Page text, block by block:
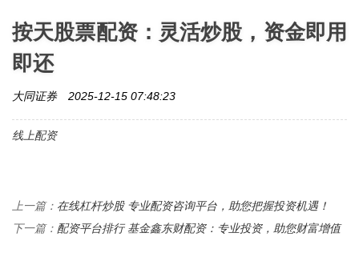
按天股票配资：灵活炒股，资金即用
即还
大同证券 2025-12-15 07:48:23
线上配资
上一篇： 在线杠杆炒股 专业配资咨询平台，助您把握投资机遇！
下一篇： 配资平台排行 基金鑫东财配资：专业投资，助您财富增值